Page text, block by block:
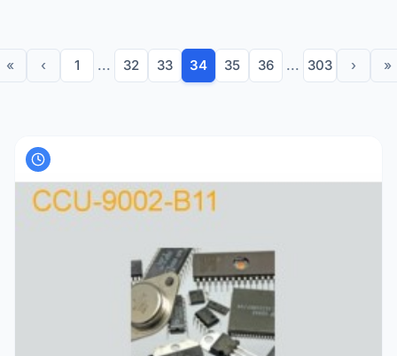
« ‹ 1 ... 32 33 34 35 36 ... 303 › »